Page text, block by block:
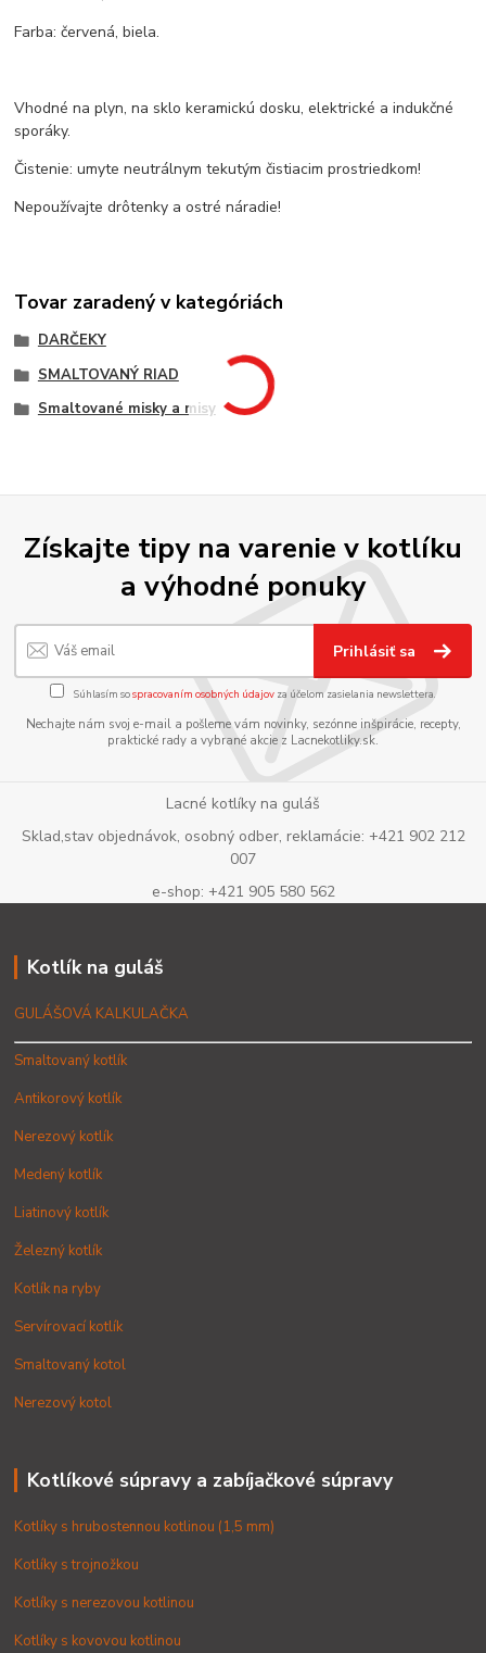
Farba: červená, biela.
Vhodné na plyn, na sklo keramickú dosku, elektrické a indukčné
sporáky.
Čistenie: umyte neutrálnym tekutým čistiacim prostriedkom!
Nepoužívajte drôtenky a ostré náradie!
Tovar zaradený v kategóriách
DARČEKY
SMALTOVANÝ RIAD
Smaltované misky a misy
Získajte tipy na varenie v kotlíku
a výhodné ponuky
Prihlásiť sa
Súhlasím sospracovaním osobných údajov za účelom zasielania newslettera.
Nechajte nám svoj e-mail a pošleme vám novinky, sezónne inšpirácie, recepty,
praktické rady a vybrané akcie z Lacnekotliky.sk.
Lacné kotlíky na guláš
Sklad,stav objednávok, osobný odber, reklamácie: +421 902 212
007
e-shop: +421 905 580 562
Kotlík na guláš
GULÁŠOVÁ KALKULAČKA
Smaltovaný kotlík
Antikorový kotlík
Nerezový kotlík
Medený kotlík
Liatinový kotlík
Železný kotlík
Kotlík na ryby
Servírovací kotlík
Smaltovaný kotol
Nerezový kotol
Kotlíkové súpravy a zabíjačkové súpravy
Kotlíky s hrubostennou kotlinou (1,5 mm)
Kotlíky s trojnožkou
Kotlíky s nerezovou kotlinou
Kotlíky s kovovou kotlinou